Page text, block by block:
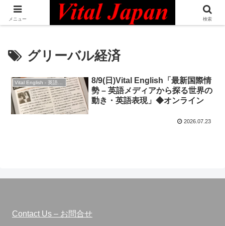
日本最大級の英語コミュニティ・Bilingual Professionals Network
グリーバル経済
Vital English - 英語勉強会
8/9(日)Vital English「最新国際情
勢 – 英語メディアから探る世界の
動き・英語表現」◆オンライン
2026.07.23
Contact Us – お問合せ
メニュー 検索